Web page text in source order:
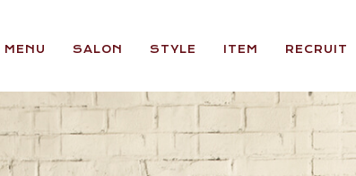
MENU SALON STYLE ITEM RECRUIT